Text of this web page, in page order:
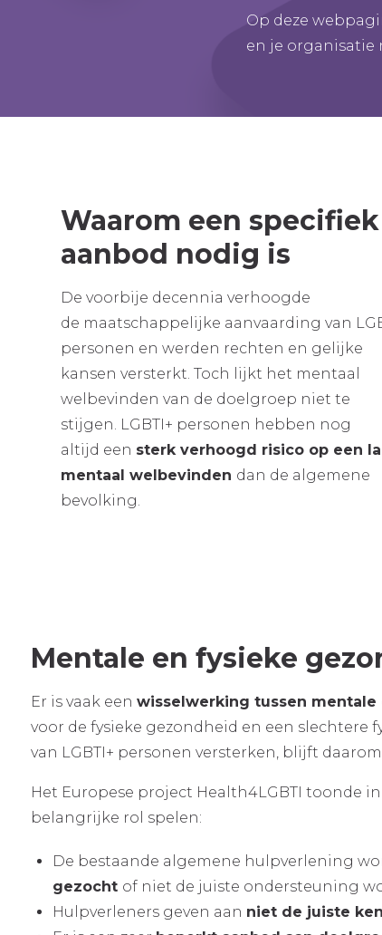
Op deze
en je organisatie
Waarom een specifiek
aanbod nodig is
De voorbije decennia verhoogde
de maatschappelijke aanvaarding van
personen en werden rechten en gelijke
kansen versterkt. Toch lijkt het mentaal
welbevinden van de doelgroep niet te
stijgen. LGBTI+ personen hebben nog
altijd een sterk verhoogd risico op een
mentaal welbevinden dan de algemene
bevolking.
Mentale en fysieke
Er is vaak een wisselwerking tussen
voor de fysieke gezondheid en een slechtere
van LGBTI+ personen versterken, blijft
Het Europese project Health4LGBTI toonde
belangrijke rol spelen:
De bestaande algemene hulpverlening
gezocht of niet de juiste ondersteuning
Hulpverleners geven aan niet de juiste